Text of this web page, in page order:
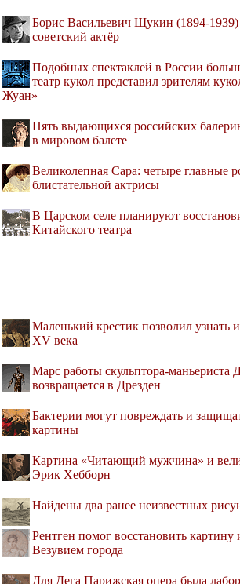
Борис Васильевич Щукин (1894-1939)
советский актёр
Подобных спектаклей в России
театр кукол представил зрителям
Жуан»
Пять выдающихся российских
в мировом балете
Великолепная Сара: четыре главные
блистательной актрисы
В Царском селе планируют
Китайского театра
Маленький крестик позволил узнать
XV века
Марс работы скульптора-маньериста
возвращается в Дрезден
Бактерии могут повреждать и
картины
Картина «Читающий мужчина» и
Эрик Хебборн
Найдены два ранее неизвестных
Рентген помог восстановить картину
Везувием города
Для Дега Парижская опера была